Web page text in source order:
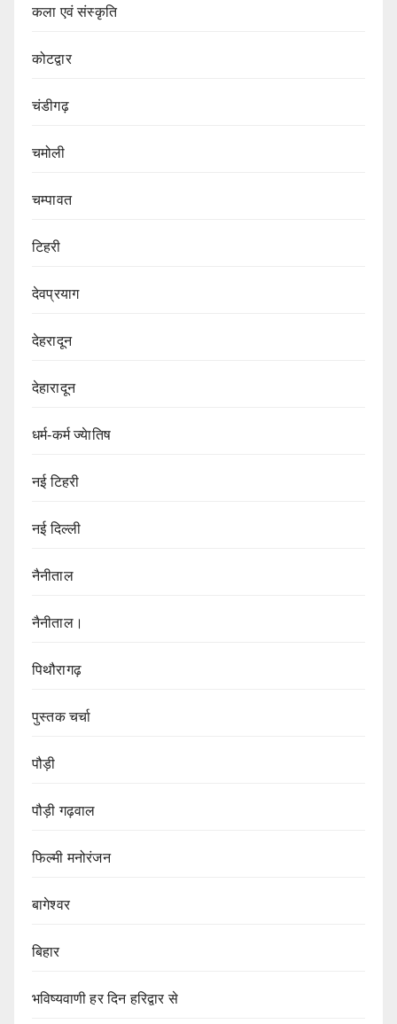
कला एवं संस्कृति
कोटद्वार
चंडीगढ़
चमोली
चम्पावत
टिहरी
देवप्रयाग
देहरादून
देहारादून
धर्म-कर्म ज्येातिष
नई टिहरी
नई दिल्ली
नैनीताल
नैनीताल।
पिथौरागढ़
पुस्तक चर्चा
पौड़ी
पौड़ी गढ़वाल
फिल्मी मनोरंजन
बागेश्वर
बिहार
भविष्यवाणी हर दिन हरिद्वार से